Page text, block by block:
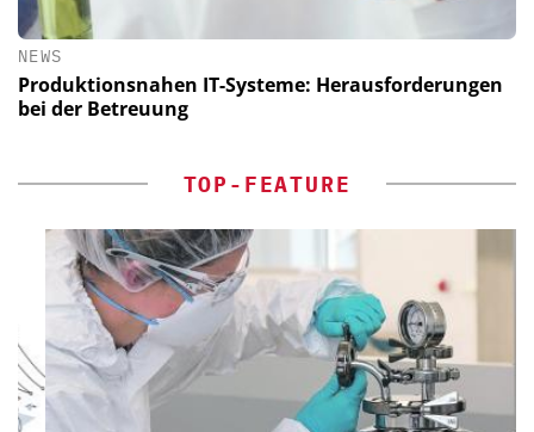
NEWS
Produktionsnahen IT-Systeme: Herausforderungen
bei der Betreuung
TOP-FEATURE